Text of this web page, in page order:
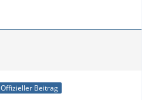
Offizieller Beitrag